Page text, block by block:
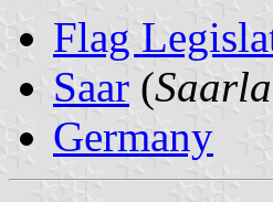
Flag
Saar (
Germany